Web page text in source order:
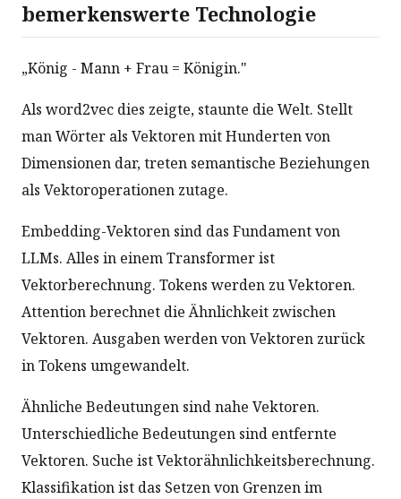
bemerkenswerte Technologie
„König - Mann + Frau = Königin."
Als word2vec dies zeigte, staunte die Welt. Stellt
man Wörter als Vektoren mit Hunderten von
Dimensionen dar, treten semantische Beziehungen
als Vektoroperationen zutage.
Embedding-Vektoren sind das Fundament von
LLMs. Alles in einem Transformer ist
Vektorberechnung. Tokens werden zu Vektoren.
Attention berechnet die Ähnlichkeit zwischen
Vektoren. Ausgaben werden von Vektoren zurück
in Tokens umgewandelt.
Ähnliche Bedeutungen sind nahe Vektoren.
Unterschiedliche Bedeutungen sind entfernte
Vektoren. Suche ist Vektorähnlichkeitsberechnung.
Klassifikation ist das Setzen von Grenzen im